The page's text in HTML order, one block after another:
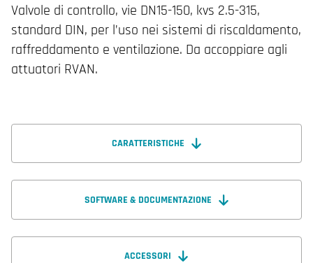
Valvole di controllo, vie DN15-150, kvs 2.5-315,
standard DIN, per l’uso nei sistemi di riscaldamento,
raffreddamento e ventilazione. Da accoppiare agli
attuatori RVAN.
CARATTERISTICHE
SOFTWARE & DOCUMENTAZIONE
ACCESSORI